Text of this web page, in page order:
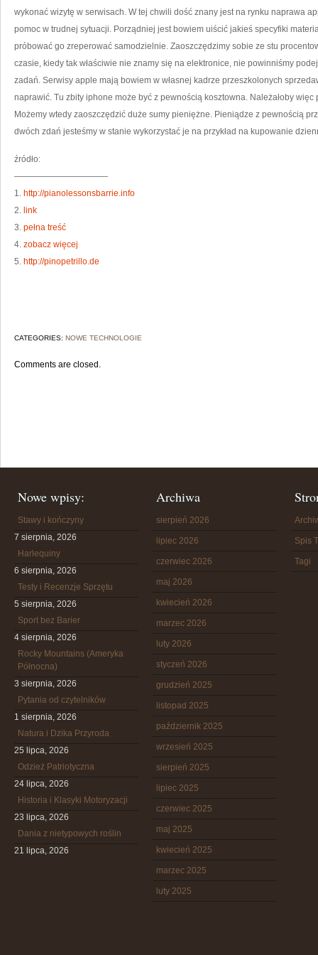
wykonać wizytę w serwisach. W tej chwili dość znany jest na rynku naprawa
pomoc w trudnej sytuacji. Porządniej jest bowiem uiścić jakieś specyfiki
próbować go zreperować samodzielnie. Zaoszczędzimy sobie ze stu
czasie, kiedy tak właściwie nie znamy się na elektronice, nie powinniśmy
zadań. Serwisy apple mają bowiem w własnej kadrze przeszkolonych
naprawić. Tu zbity iphone może być z pewnością kosztowna. Należałoby
Możemy wtedy zaoszczędzić duże sumy pieniężne. Pieniądze z pewnością
dwóch zdań jesteśmy w stanie wykorzystać je na przykład na kupowanie
źródło:
———————————
1. http://pianolessonsbarrie.info
2. link
3. pełna treść
4. zobacz więcej
5. http://pinopetrillo.de
CATEGORIES: NOWE TECHNOLOGIE
Comments are closed.
Nowe wpisy:
Stawy i kończyny
7 sierpnia, 2026
Harlequiny
6 sierpnia, 2026
Testy i Recenzje Sprzętu
5 sierpnia, 2026
Sport bez Barier
4 sierpnia, 2026
Rocky Mountains (Ameryka
Północna)
3 sierpnia, 2026
Pytania od czytelników
1 sierpnia, 2026
Natura i Dzika Przyroda
25 lipca, 2026
Odzież Patriotyczna
24 lipca, 2026
Historia i Klasyki Motoryzacji
23 lipca, 2026
Dania z nietypowych roślin
21 lipca, 2026
Archiwa
sierpień 2026
lipiec 2026
czerwiec 2026
maj 2026
kwiecień 2026
marzec 2026
luty 2026
styczeń 2026
grudzień 2025
listopad 2025
październik 2025
wrzesień 2025
sierpień 2025
lipiec 2025
czerwiec 2025
maj 2025
kwiecień 2025
marzec 2025
luty 2025
Spis
Tagi